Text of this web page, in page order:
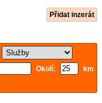
Přidat inzerát
Okolí:
km